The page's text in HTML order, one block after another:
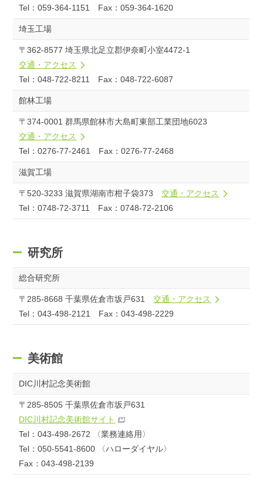
Tel：059-364-1151 Fax：059-364-1620
埼玉工場
〒362-8577 埼玉県北足立郡伊奈町小室4472-1
交通・アクセス
Tel：048-722-8211 Fax：048-722-6087
館林工場
〒374-0001 群馬県館林市大島町東部工業団地6023
交通・アクセス
Tel：0276-77-2461 Fax：0276-77-2468
滋賀工場
〒520-3233 滋賀県湖南市柑子袋373交通・アクセス
Tel：0748-72-3711 Fax：0748-72-2106
研究所
総合研究所
〒285-8668 千葉県佐倉市坂戸631交通・アクセス
Tel：043-498-2121 Fax：043-498-2229
美術館
DIC川村記念美術館
〒285-8505 千葉県佐倉市坂戸631
DIC川村記念美術館サイト
Tel：043-498-2672 〈業務連絡用〉
Tel：050-5541-8600 〈ハローダイヤル〉
Fax：043-498-2139